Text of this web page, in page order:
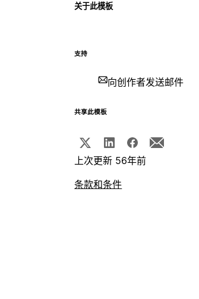
关于此模板
支持
向创作者发送邮件
共享此模板
上次更新 56年前
条款和条件